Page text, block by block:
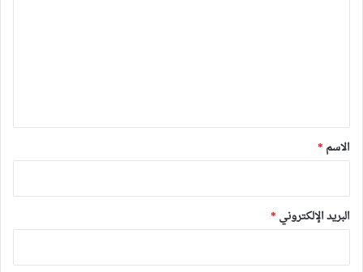
*
الاسم *
البريد الإلكتروني *